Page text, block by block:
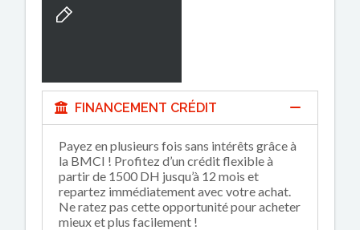
FINANCEMENT CRÉDIT
Payez en plusieurs fois sans intérêts grâce à
la BMCI ! Profitez d’un crédit flexible à
partir de 1500 DH jusqu’à 12 mois et
repartez immédiatement avec votre achat.
Ne ratez pas cette opportunité pour acheter
mieux et plus facilement !